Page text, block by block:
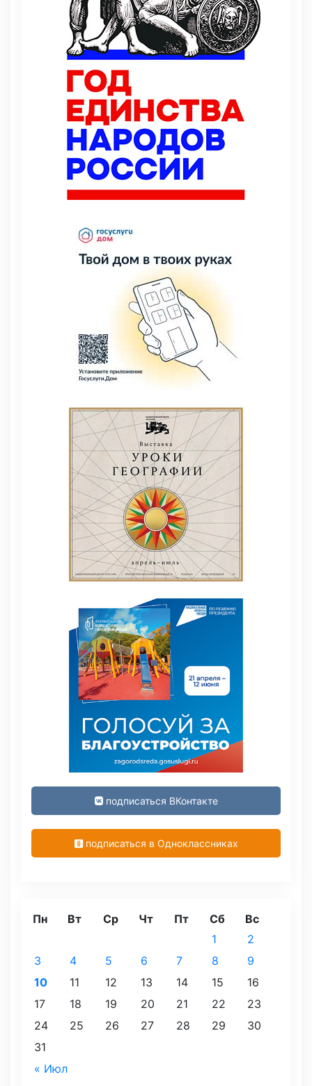
подписаться ВКонтакте
подписаться в Одноклассниках
Пн Вт Ср Чт Пт Сб Вс
« Июл
1
2
3
4 5 6 7 8
9
10
11 12 13 14 15
16
17
18 19 20 21 22
23
24
25 26 27 28 29
30
31